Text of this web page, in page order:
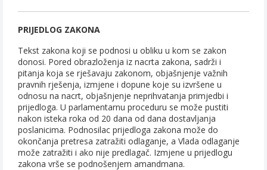
PRIJEDLOG ZAKONA
Tekst zakona koji se podnosi u obliku u kom se zakon
donosi. Pored obrazloženja iz nacrta zakona, sadrži i
pitanja koja se rješavaju zakonom, objašnjenje važnih
pravnih rješenja, izmjene i dopune koje su izvršene u
odnosu na nacrt, objašnjenje neprihvatanja primjedbi i
prijedloga. U parlamentarnu proceduru se može pustiti
nakon isteka roka od 20 dana od dana dostavljanja
poslanicima. Podnosilac prijedloga zakona može do
okončanja pretresa zatražiti odlaganje, a Vlada odlaganje
može zatražiti i ako nije predlagač. Izmjene u prijedlogu
zakona vrše se podnošenjem amandmana.